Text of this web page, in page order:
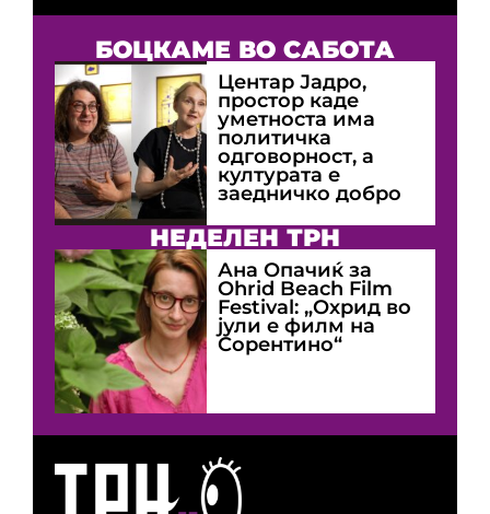
БОЦКАМЕ ВО САБОТА
Центар Јадро,
простор каде
уметноста има
политичка
одговорност, а
културата е
заедничко добро
НЕДЕЛЕН ТРН
Ана Опачиќ за
Оhrid Beach Film
Festival: „Охрид во
јули е филм на
Сорентино“